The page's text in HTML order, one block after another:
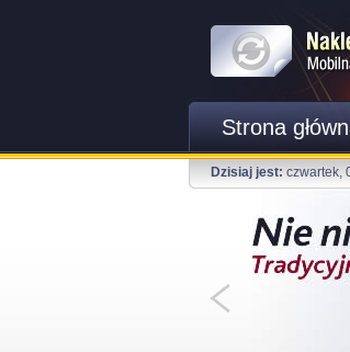
Strona
Dzisiaj jest: czwartek,